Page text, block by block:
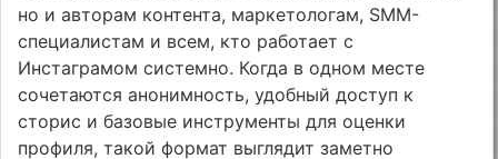
но и авторам контента, маркетологам, SMM-
специалистам и всем, кто работает с
Инстаграмом системно. Когда в одном месте
сочетаются анонимность, удобный доступ к
сторис и базовые инструменты для оценки
профиля, такой формат выглядит заметно